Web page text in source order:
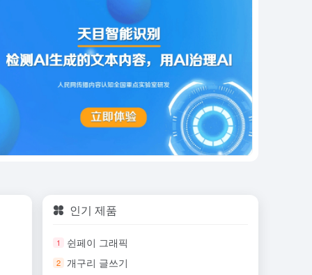
인기 제품
1 쉰페이 그래픽
2 개구리 글쓰기